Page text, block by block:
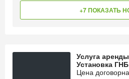
+7 ПОКАЗАТЬ
Услуга
Установка
Цена